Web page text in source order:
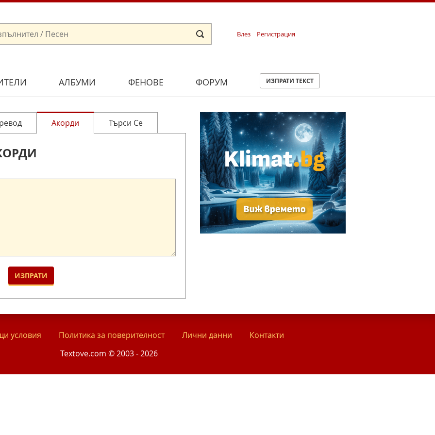
Влез Регистрация
АЛБУМИ ФЕНОВЕ ФОРУМ ИЗПРАТИ ТЕКСТ
Акорди Търси Се
условия Политика за поверителност Лични данни
Контакти
Textove.com © 2003 - 2026